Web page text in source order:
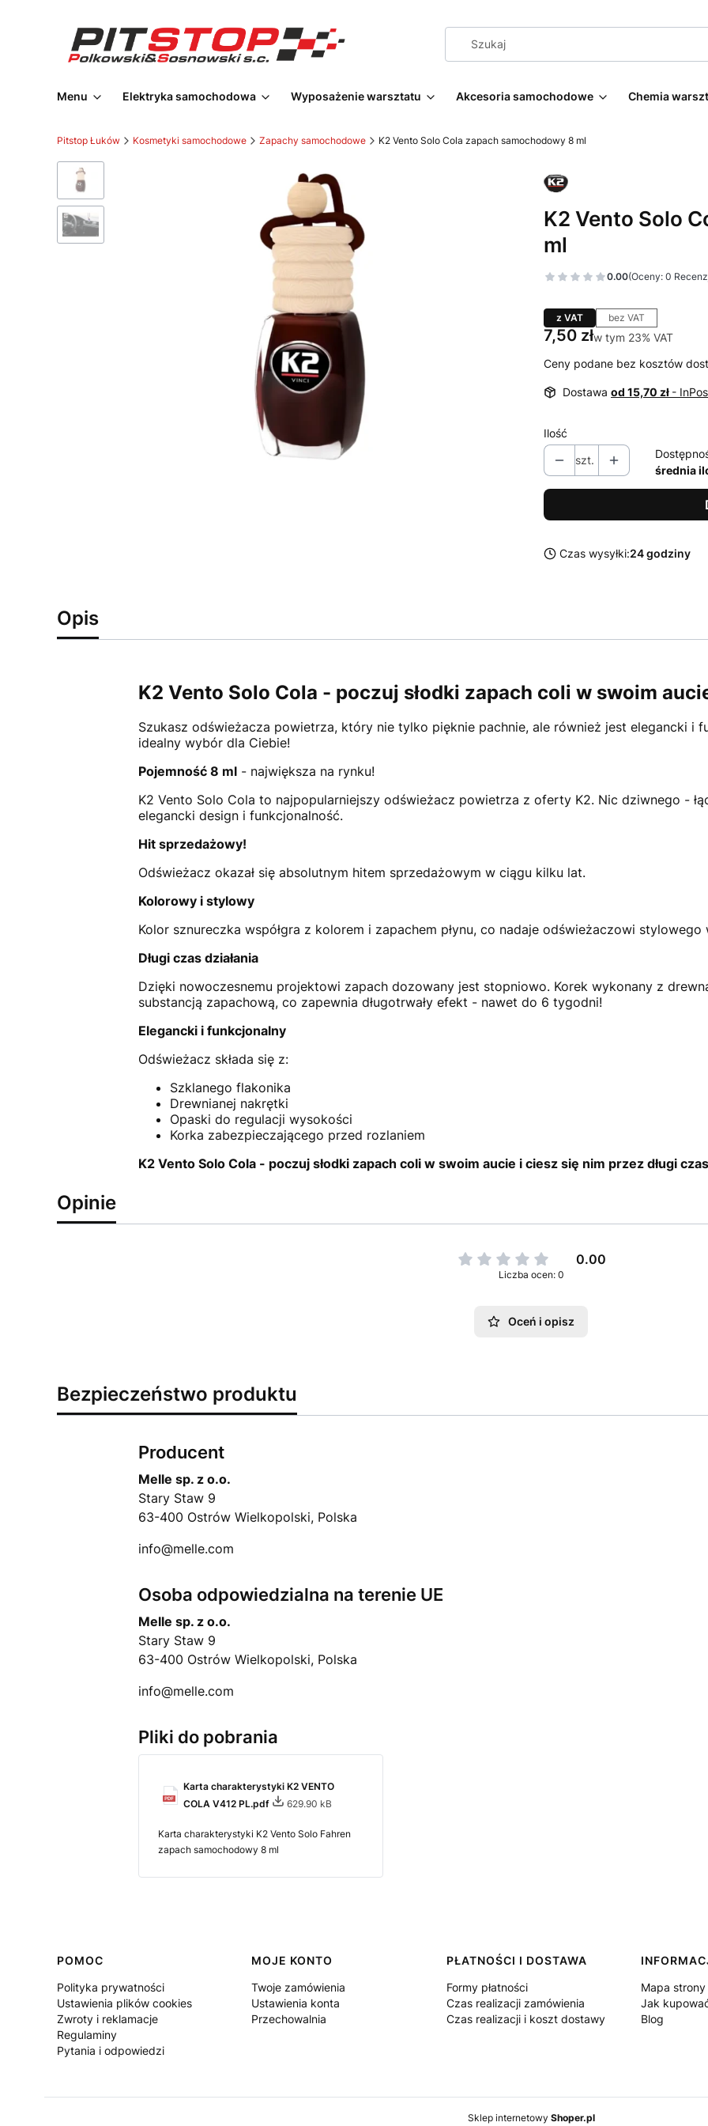
Menu Elektryka samochodowa Wyposażenie warsztatu Akcesoria samochodowe Chemia
Pitstop Łuków Kosmetyki samochodowe Zapachy samochodowe K2 Vento Solo Cola zapach samochodowy 8 ml
K2 Vento Solo
ml
0.00(Oceny: 0
z VAT bez VAT
Cena
7,50 złw tym 23% VAT
w tym 23% VAT
Ceny podane bez kosztów
Dostawa od 15,70 zł -
Ilość
szt.
średnia
Czas wysyłki:24 godziny
Opis
K2 Vento Solo Cola - poczuj słodki zapach coli w swoim
Szukasz odświeżacza powietrza, który nie tylko pięknie pachnie, ale również jest elegancki i
idealny wybór dla Ciebie!
Pojemność 8 ml- największa na rynku!
K2 Vento Solo Cola to najpopularniejszy odświeżacz powietrza z oferty K2. Nic dziwnego -
elegancki design i funkcjonalność.
Hit sprzedażowy!
Odświeżacz okazał się absolutnym hitem sprzedażowym w ciągu kilku lat.
Kolorowy i stylowy
Kolor sznureczka współgra z kolorem i zapachem płynu, co nadaje odświeżaczowi stylowego
Długi czas działania
Dzięki nowoczesnemu projektowi zapach dozowany jest stopniowo. Korek wykonany z
substancją zapachową, co zapewnia długotrwały efekt - nawet do 6 tygodni!
Elegancki i funkcjonalny
Odświeżacz składa się z:
Szklanego flakonika
Drewnianej nakrętki
Opaski do regulacji wysokości
Korka zabezpieczającego przed rozlaniem
K2 Vento Solo Cola - poczuj słodki zapach coli w swoim aucie i ciesz się nim przez długi
Opinie
0.00
Liczba ocen: 0
Oceń i opisz
Bezpieczeństwo produktu
Producent
Melle sp. z o.o.
Stary Staw 9
63-400 Ostrów Wielkopolski, Polska
info@melle.com
Osoba odpowiedzialna na terenie UE
Melle sp. z o.o.
Stary Staw 9
63-400 Ostrów Wielkopolski, Polska
info@melle.com
Pliki do pobrania
Karta charakterystyki K2 VENTO
COLA V412 PL.pdf
629.90 kB
Karta charakterystyki K2 Vento Solo Fahren
zapach samochodowy 8 ml
Linki w stopce
POMOC
Polityka prywatności
Ustawienia plików cookies
Zwroty i reklamacje
Regulaminy
Pytania i odpowiedzi
MOJE KONTO
Twoje zamówienia
Ustawienia konta
Przechowalnia
PŁATNOŚCI I DOSTAWA
Formy płatności
Czas realizacji zamówienia
Czas realizacji i koszt dostawy
Mapa strony
Jak
Blog
Sklep internetowy Shoper.pl